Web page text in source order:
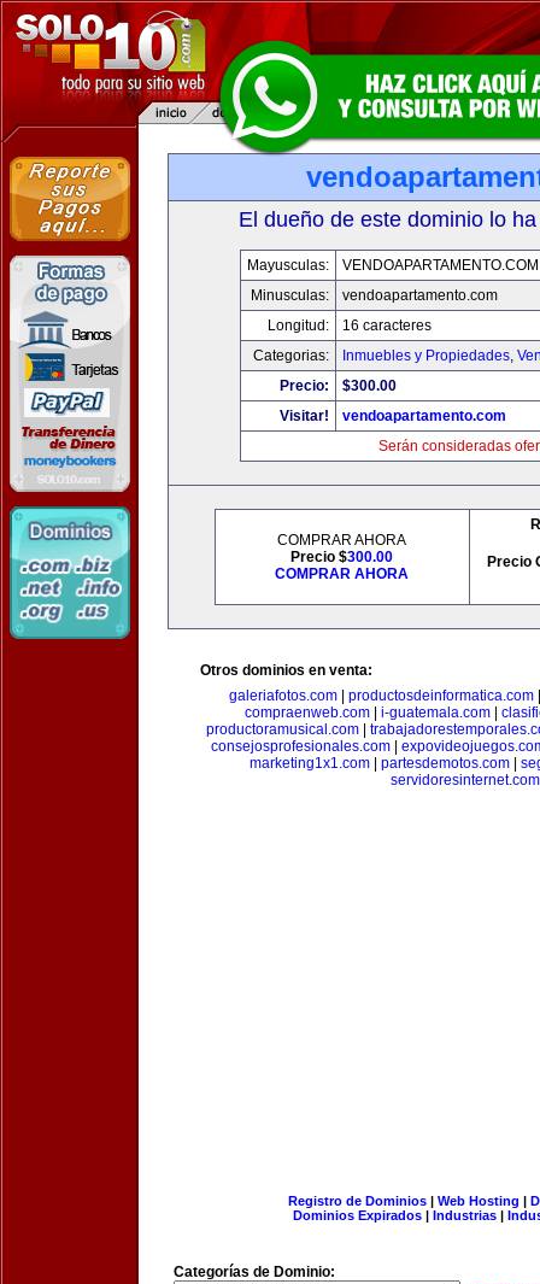
El dueño de este dominio lo
Mayusculas:
VENDOAPARTAMENTO.COM
Minusculas:
vendoapartamento.com
Longitud:
16 caracteres
Categorias:
Inmuebles y Propiedades,
Precio:
$300.00
Visitar!
vendoapartamento.com
Serán consideradas
COMPRAR AHORA
Precio $300.00
COMPRAR AHORA
Precio
Otros dominios en venta:
galeriafotos.com
productosdeinformatica.com
compraenweb.com| i-guatemala.com|
productoramusical.com
consejosprofesionales.com|
marketing1x1.com| partesdemotos.com|
servidoresinternet.com
Registro de Dominios| Web Hosting |
Dominios Expirados | Industrias |
Categorías de Dominio: